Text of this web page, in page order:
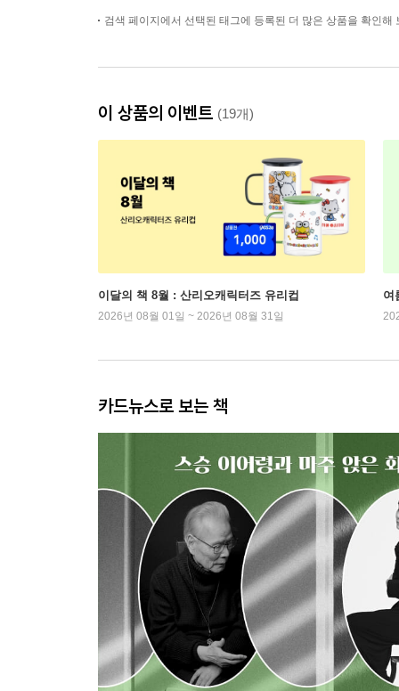
검색 페이지에서 선택된 태그에 등록된 더 많은 상품을 확인해
이 상품의 이벤트 (19개)
이달의 책 8월 : 산리오캐릭터즈 유리컵
2026년 08월 01일 ~ 2026년 08월 31일
여
카드뉴스로 보는 책